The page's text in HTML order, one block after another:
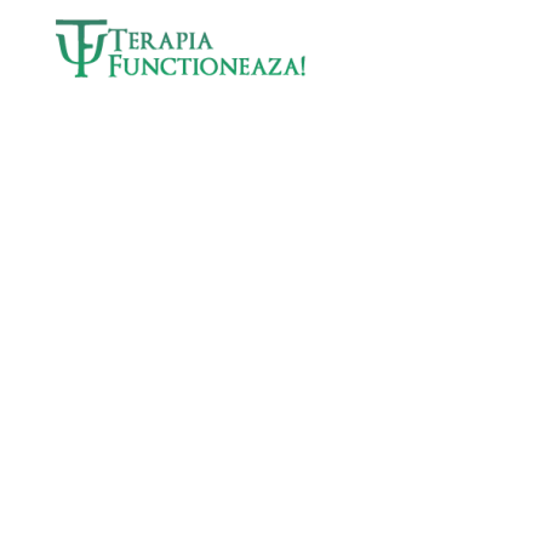
Skip to main content